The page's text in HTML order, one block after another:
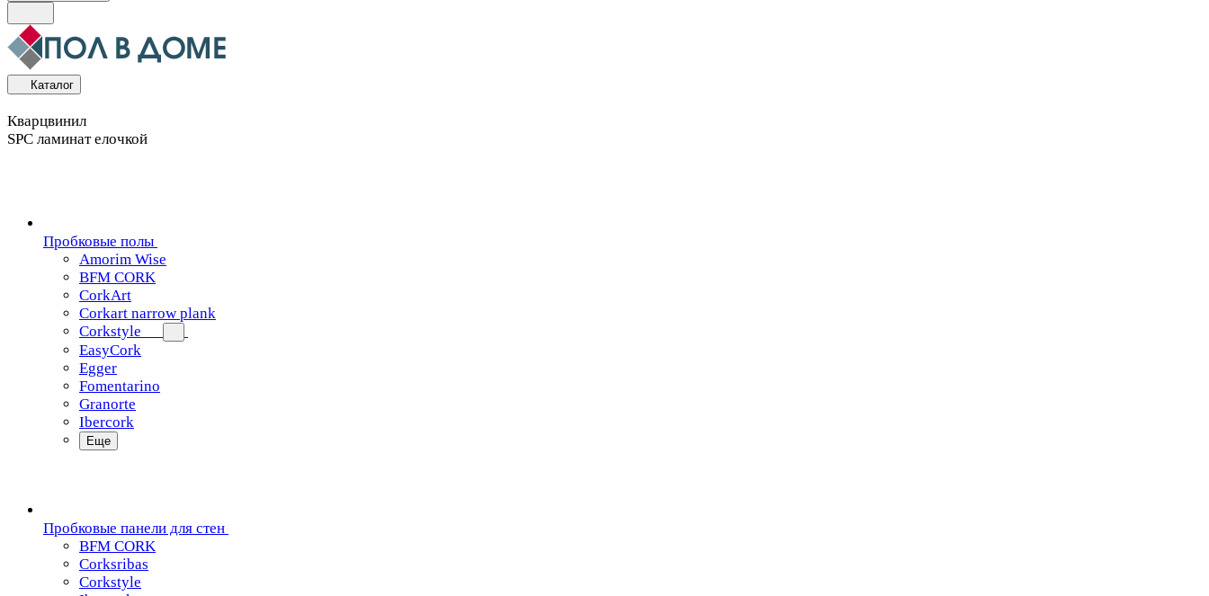
Каталог
Кварцвинил
SPC ламинат елочкой
Пробковые полы
Amorim Wise
BFM CORK
CorkArt
Corkart narrow plank
Corkstyle
EasyCork
Egger
Fomentarino
Granorte
Ibercork
Еще
Пробковые панели для стен
BFM CORK
Corksribas
Corkstyle